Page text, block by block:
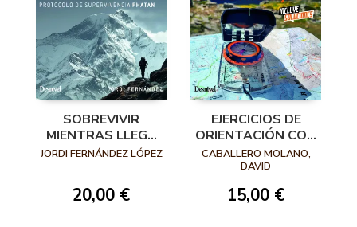
SOBREVIVIR
MIENTRAS LLEGA
EL RESCATE
JORDI FERNÁNDEZ LÓPEZ
20,00 €
EJERCICIOS DE
ORIENTACIÓN CON
MAPA Y BRÚJULA
CABALLERO MOLANO,
DAVID
15,00 €